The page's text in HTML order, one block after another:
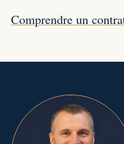
Comprendre un